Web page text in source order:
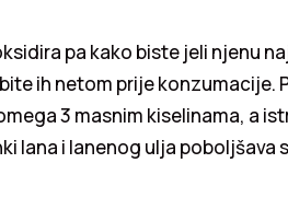
pa kako biste jeli njenu
ih netom prije konzumacije.
3 masnim kiselinama, a
lana i lanenog ulja